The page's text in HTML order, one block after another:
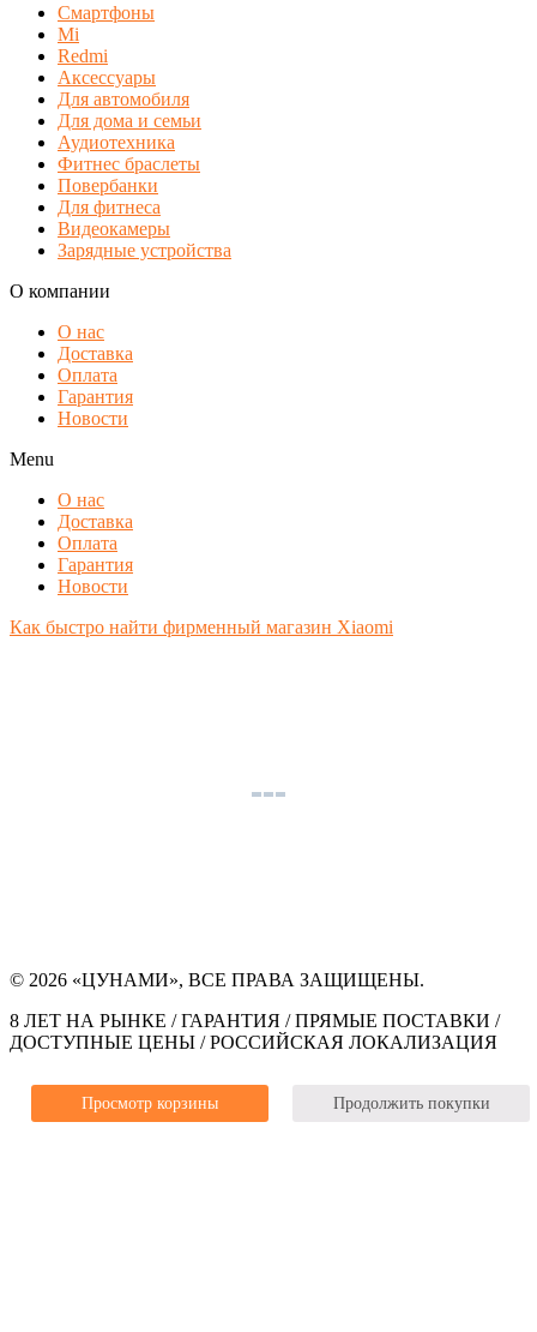
Смартфоны
Mi
Redmi
Аксессуары
Для автомобиля
Для дома и семьи
Аудиотехника
Фитнес браслеты
Повербанки
Для фитнеса
Видеокамеры
Зарядные устройства
О компании
О нас
Доставка
Оплата
Гарантия
Новости
Menu
О нас
Доставка
Оплата
Гарантия
Новости
Как быстро найти фирменный магазин Xiaomi
© 2026 «ЦУНАМИ», ВСЕ ПРАВА ЗАЩИЩЕНЫ.
8 ЛЕТ НА РЫНКЕ / ГАРАНТИЯ / ПРЯМЫЕ ПОСТАВКИ /
ДОСТУПНЫЕ ЦЕНЫ / РОССИЙСКАЯ ЛОКАЛИЗАЦИЯ
Просмотр корзины Продолжить покупки